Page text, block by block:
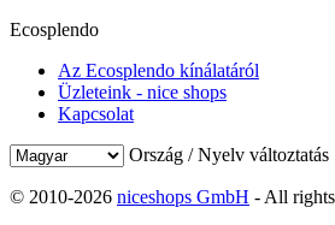
Ecosplendo
Az Ecosplendo kínálatáról
Üzleteink - nice shops
Kapcsolat
Ország / Nyelv változtatás
© 2010-2026 niceshops GmbH - All